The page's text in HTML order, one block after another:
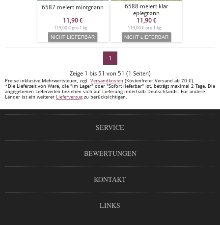
6587 melert mintgrønn
11,90 €
119,00 € pro 1 kg
6588 melert klar
eplegrønn
11,90 €
119,00 € pro 1 kg
1
Zeige 1 bis 51 von 51 (1 Seiten)
Preise inklusive Mehrwertsteuer, zzgl. Versandkosten (Kostenfreier Versand ab 70 €).
*Die Lieferzeit von Ware, die "im Lager" oder "Sofort lieferbar" ist, beträgt maximal 2 Tage. Die
angegebenen Lieferzeiten beziehen sich auf Lieferung innerhalb Deutschlands. Für andere
Länder ist ein weiterer Lieferverzug zu berücksichtigen.
SERVICE
BEWERTUNGEN
KONTAKT
LINKS